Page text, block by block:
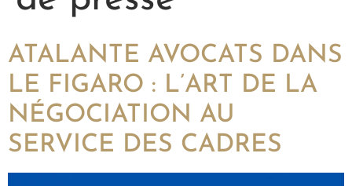
ATALANTE AVOCATS DANS
LE FIGARO : L’ART DE LA
NÉGOCIATION AU
SERVICE DES CADRES